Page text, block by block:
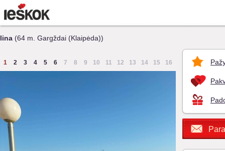
lina (64 m. Gargždai (Klaipėda))
1 2 3 4 5 6 7 8 9 10 11 12 13 14 15 16